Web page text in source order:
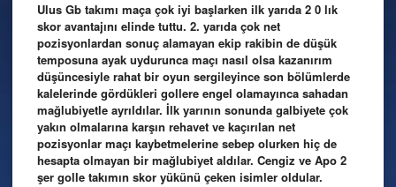
Ulus Gb takımı maça çok iyi başlarken ilk yarıda 2 0 lık
skor avantajını elinde tuttu. 2. yarıda çok net
pozisyonlardan sonuç alamayan ekip rakibin de düşük
temposuna ayak uydurunca maçı nasıl olsa kazanırım
düşüncesiyle rahat bir oyun sergileyince son bölümlerde
kalelerinde gördükleri gollere engel olamayınca sahadan
mağlubiyetle ayrıldılar. İlk yarının sonunda galbiyete çok
yakın olmalarına karşın rehavet ve kaçırılan net
pozisyonlar maçı kaybetmelerine sebep olurken hiç de
hesapta olmayan bir mağlubiyet aldılar. Cengiz ve Apo 2
şer golle takımın skor yükünü çeken isimler oldular.